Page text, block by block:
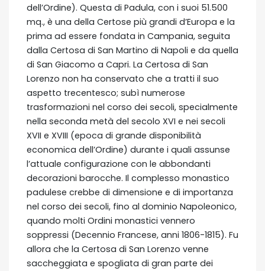
dell’Ordine). Questa di Padula, con i suoi 51.500
mq., è una della Certose più grandi d’Europa e la
prima ad essere fondata in Campania, seguita
dalla Certosa di San Martino di Napoli e da quella
di San Giacomo a Capri. La Certosa di San
Lorenzo non ha conservato che a tratti il suo
aspetto trecentesco; subì numerose
trasformazioni nel corso dei secoli, specialmente
nella seconda metà del secolo XVI e nei secoli
XVII e XVIII (epoca di grande disponibilità
economica dell’Ordine) durante i quali assunse
l’attuale configurazione con le abbondanti
decorazioni barocche. Il complesso monastico
padulese crebbe di dimensione e di importanza
nel corso dei secoli, fino al dominio Napoleonico,
quando molti Ordini monastici vennero
soppressi (Decennio Francese, anni 1806-1815). Fu
allora che la Certosa di San Lorenzo venne
saccheggiata e spogliata di gran parte dei